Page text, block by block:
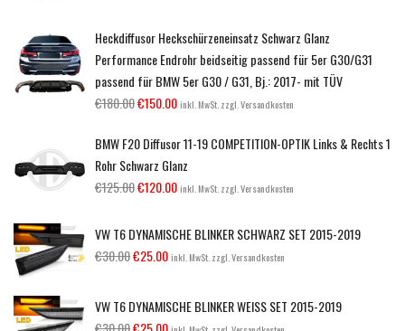
Heckdiffusor Heckschürzeneinsatz Schwarz Glanz
Performance Endrohr beidseitig passend für 5er G30/G31
passend für BMW 5er G30 / G31, Bj.: 2017- mit TÜV
€180.00€150.00 inkl. MwSt. zzgl. Versandkosten
BMW F20 Diffusor 11-19 COMPETITION-OPTIK Links & Rechts 1
Rohr Schwarz Glanz
€125.00€120.00 inkl. MwSt. zzgl. Versandkosten
VW T6 DYNAMISCHE BLINKER SCHWARZ SET 2015-2019
€30.00€25.00 inkl. MwSt. zzgl. Versandkosten
VW T6 DYNAMISCHE BLINKER WEISS SET 2015-2019